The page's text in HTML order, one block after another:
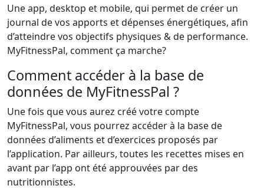
Une app, desktop et mobile, qui permet de créer un
journal de vos apports et dépenses énergétiques, afin
d’atteindre vos objectifs physiques & de performance.
MyFitnessPal, comment ça marche?
Comment accéder à la base de
données de MyFitnessPal ?
Une fois que vous aurez créé votre compte
MyFitnessPal, vous pourrez accéder à la base de
données d’aliments et d’exercices proposés par
l’application. Par ailleurs, toutes les recettes mises en
avant par l’app ont été approuvées par des
nutritionnistes.